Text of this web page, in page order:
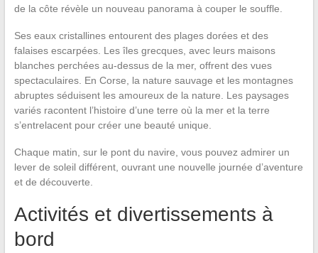
de la côte révèle un nouveau panorama à couper le souffle.
Ses eaux cristallines entourent des plages dorées et des
falaises escarpées. Les îles grecques, avec leurs maisons
blanches perchées au-dessus de la mer, offrent des vues
spectaculaires. En Corse, la nature sauvage et les montagnes
abruptes séduisent les amoureux de la nature. Les paysages
variés racontent l’histoire d’une terre où la mer et la terre
s’entrelacent pour créer une beauté unique.
Chaque matin, sur le pont du navire, vous pouvez admirer un
lever de soleil différent, ouvrant une nouvelle journée d’aventure
et de découverte.
Activités et divertissements à
bord